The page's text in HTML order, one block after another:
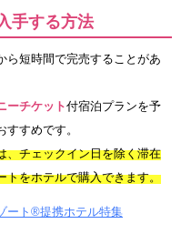
手する方法
ら短時間で完売することがあ
ーチケット付宿泊プランを予
すめです。
、チェックイン日を除く滞在
トをホテルで購入できます。
ート®提携ホテル特集